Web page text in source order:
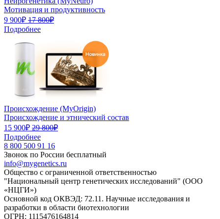
Мотивация и продуктивность
9 900₽ 17 800₽
Подробнее
Происхождение (MyOrigin)
Происхождение и этнический состав
15 900₽ 29 800₽
Подробнее
8 800 500 91 16
Звонок по России бесплатный
info@mygenetics.ru
Общество с ограниченной ответственностью
"Национальный центр генетических исследований" (ООО
«НЦГИ»)
Основной код ОКВЭД: 72.11. Научные исследования и
разработки в области биотехнологии
ОГРН: 1115476164814